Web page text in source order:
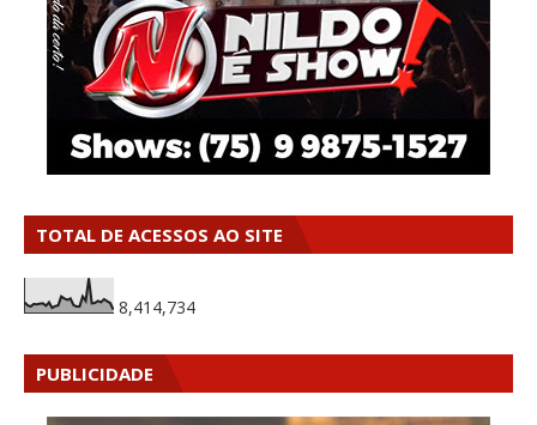
TOTAL DE ACESSOS AO SITE
8,414,734
PUBLICIDADE